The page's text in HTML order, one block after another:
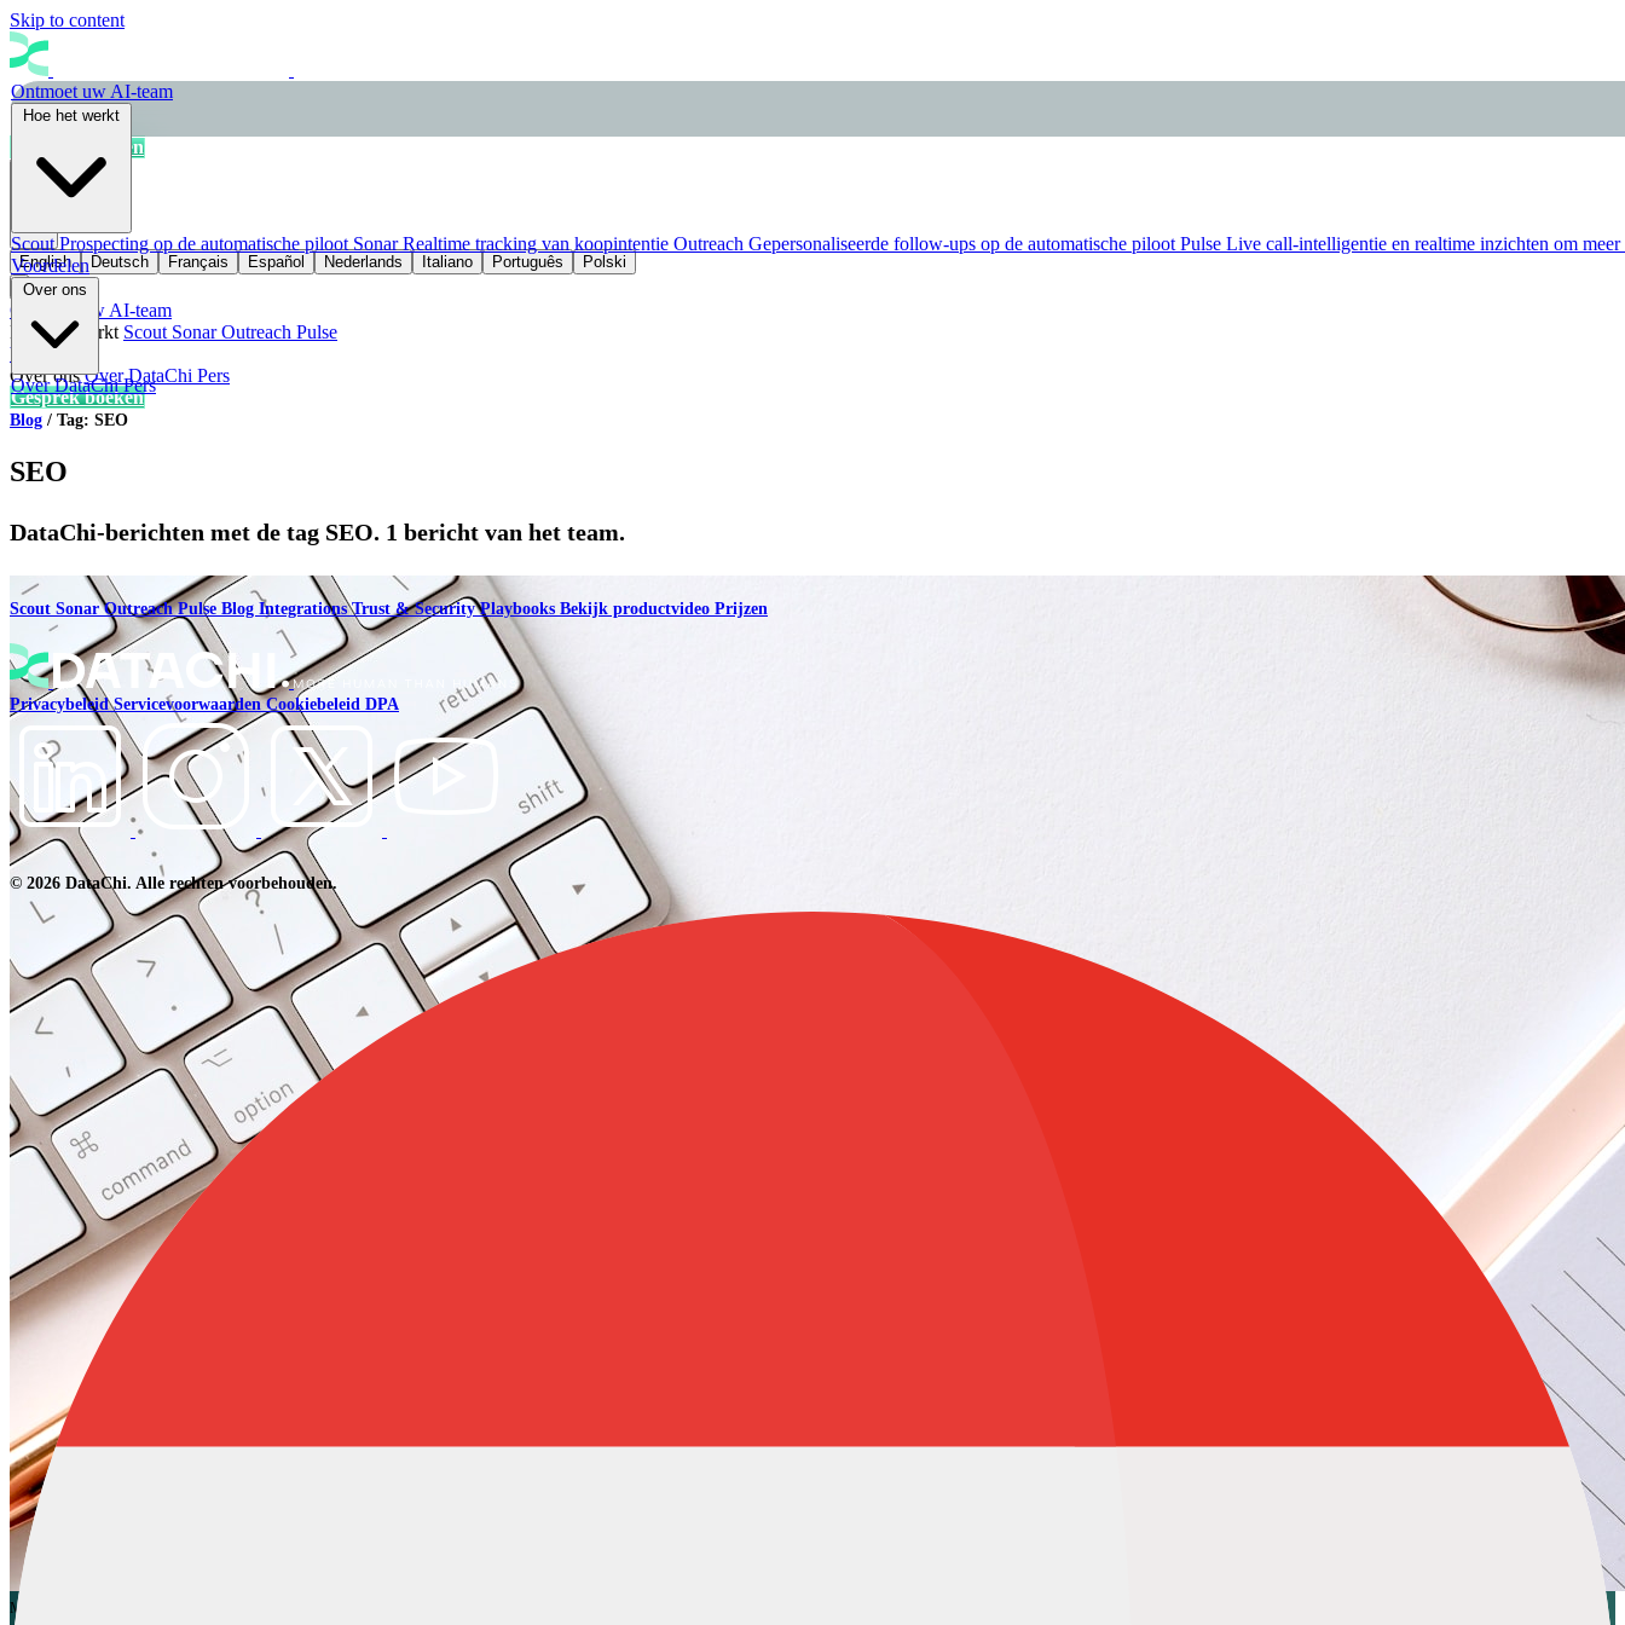
Skip to content
Ontmoet uw AI-team
Hoe het werkt
Scout Prospecting op de automatische piloot Sonar Realtime tracking van koopintentie Outreach Gepersonaliseerde follow-ups op de automatische piloot Pulse Live call-intelligentie en realtime inzichten om meer
Voordelen
Over ons
Over DataChiPers
Gesprek boeken
English Deutsch Français Español Nederlands Italiano Português Polski
Ontmoet uw AI-team
Hoe het werkt Scout SonarOutreach Pulse
Voordelen
Over onsOver DataChi Pers
Gesprek boeken
Blog / Tag: SEO
SEO
DataChi-berichten met de tag SEO. 1 bericht van het team.
Marketing
Scout SonarOutreachPulse Blog IntegrationsTrust & SecurityPlaybooks Bekijk productvideo Prijzen
PrivacybeleidServicevoorwaardenCookiebeleid DPA
© 2026 DataChi. Alle rechten voorbehouden.